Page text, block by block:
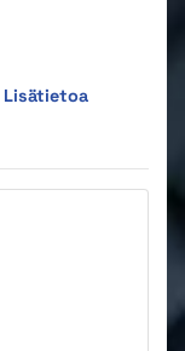
Lisätietoa